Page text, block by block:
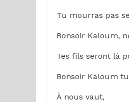
Tu mourras pas
Bonsoir Kaloum,
Tes fils seront là
Bonsoir Kaloum
À nous vaut,